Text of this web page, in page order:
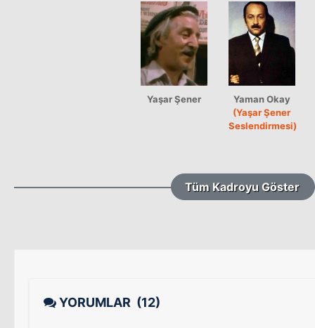
Yaşar Şener
Yaman Okay
(Yaşar Şener
Seslendirmesi)
Tüm Kadroyu Göster
YORUMLAR (12)